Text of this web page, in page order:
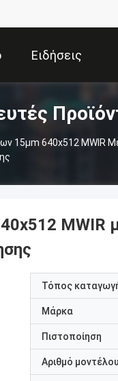
Ειδήσεις
15μm 640x512 MWIR
MWIR
Τόπος
Μάρκα
Πιστοποίηση
Αριθμό μοντέλου